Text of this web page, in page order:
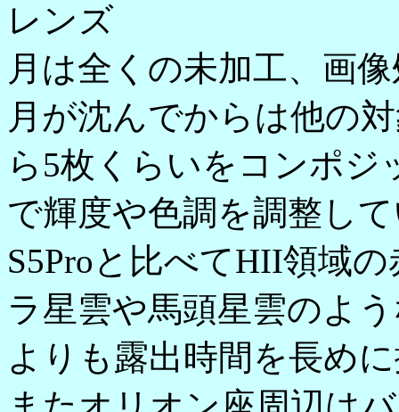
レンズ
月は全くの未加工、画
月が沈んでからは他の
ら5枚くらいをコンポ
で輝度や色調を調整し
S5Proと比べてHII領域
ラ星雲や馬頭星雲のよ
よりも露出時間を長め